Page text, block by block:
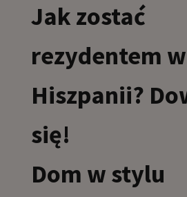
Jak zostać
rezydentem w
Hiszpanii?
się!
Dom w stylu